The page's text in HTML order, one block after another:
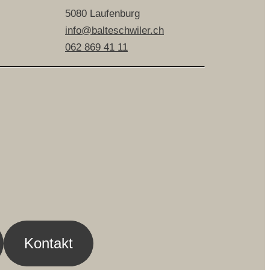
5080 Laufenburg
info@balteschwiler.ch
062 869 41 11
Kontakt